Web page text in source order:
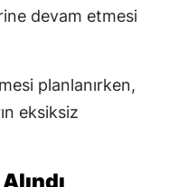
devam etmesi
planlanırken,
eksiksiz